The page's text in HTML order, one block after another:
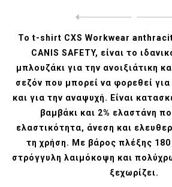
Το t-shirt CXS Workwear
CANIS SAFETY, είναι το
μπλουζάκι για την ανοιξιάτικη
σεζόν που μπορεί να φορεθεί
και για την αναψυχή. Είναι
βαμβάκι και 2% ελαστάνη
ελαστικότητα, άνεση και
τη χρήση. Με βάρος πλέξης 180
στρόγγυλη λαιμόκοψη και
ξεχωρίζει.